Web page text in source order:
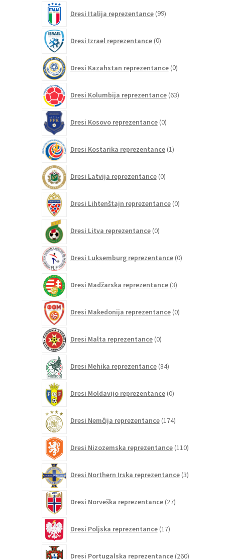
Dresi Italija reprezentance 99izdelkov
Dresi Izrael reprezentance 0izdelkov
Dresi Kazahstan reprezentance 0izdelkov
Dresi Kolumbija reprezentance 63izdelkov
Dresi Kosovo reprezentance 0izdelkov
Dresi Kostarika reprezentance 1izdelek
Dresi Latvija reprezentance 0izdelkov
Dresi Lihtenštajn reprezentance 0izdelkov
Dresi Litva reprezentance 0izdelkov
Dresi Luksemburg reprezentance 0izdelkov
Dresi Madžarska reprezentance 3izdelki
Dresi Makedonija reprezentance 0izdelkov
Dresi Malta reprezentance 0izdelkov
Dresi Mehika reprezentance 84izdelkov
Dresi Moldavijo reprezentance 0izdelkov
Dresi Nemčija reprezentance 174izdelkov
Dresi Nizozemska reprezentance 110izdelkov
Dresi Northern Irska reprezentance 3izdelki
Dresi Norveška reprezentance 27izdelkov
Dresi Poljska reprezentance 17izdelkov
Dresi Portugalska reprezentance 260